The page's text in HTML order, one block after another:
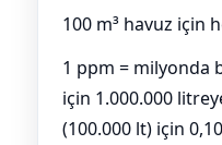
100 m³ havuz için
1 ppm = milyonda
için 1.000.000
(100.000 lt) için